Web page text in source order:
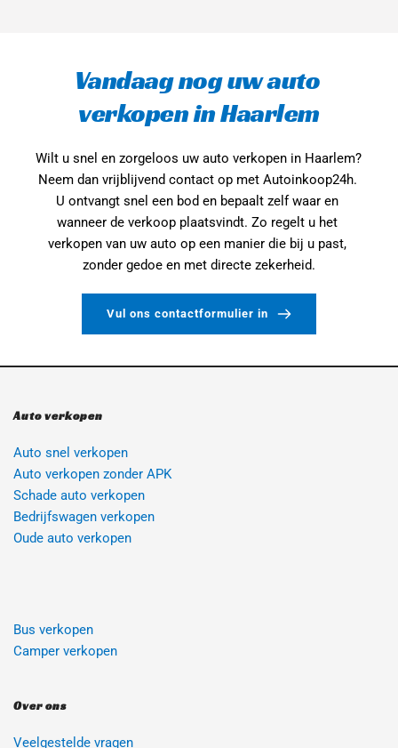
Vandaag nog uw auto
verkopen in Haarlem
Wilt u snel en zorgeloos uw auto verkopen in Haarlem?
Neem dan vrijblijvend contact op met Autoinkoop24h.
U ontvangt snel een bod en bepaalt zelf waar en
wanneer de verkoop plaatsvindt. Zo regelt u het
verkopen van uw auto op een manier die bij u past,
zonder gedoe en met directe zekerheid.
Vul ons contactformulier in
Auto verkopen
Auto snel verkopen
Auto verkopen zonder APK
Schade auto verkopen
Bedrijfswagen verkopen
Oude auto verkopen
Bus verkopen
Camper verkopen
Over ons
Veelgestelde vragen